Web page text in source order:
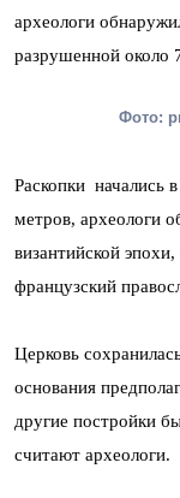
археологи
разрушенной около
Фото:
Раскопки начались
метров, археологи
византийской
французский
Церковь
основания
другие постройки
считают археологи.